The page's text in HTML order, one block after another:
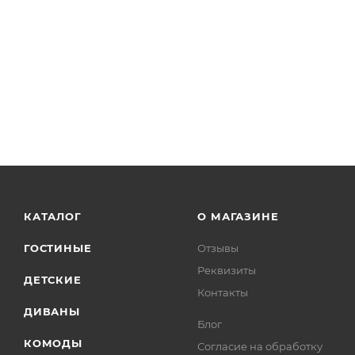
ШН2Я 800 - 80 х
Столешница
Высота
Глубина
Цоколь в
КАТАЛОГ
ГОСТИНЫЕ
ДЕТСКИЕ
ДИВАНЫ
КОМОДЫ
О МАГАЗИНЕ
Отзывы
Реквизиты
Контакты
Блог
Согласие на обработку